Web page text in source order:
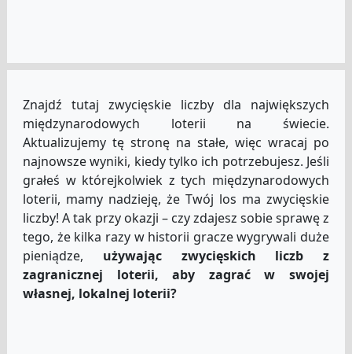
Znajdź tutaj zwycięskie liczby dla największych
międzynarodowych loterii na świecie.
Aktualizujemy tę stronę na stałe, więc wracaj po
najnowsze wyniki, kiedy tylko ich potrzebujesz. Jeśli
grałeś w którejkolwiek z tych międzynarodowych
loterii, mamy nadzieję, że Twój los ma zwycięskie
liczby! A tak przy okazji – czy zdajesz sobie sprawę z
tego, że kilka razy w historii gracze wygrywali duże
pieniądze, używając zwycięskich liczb z
zagranicznej loterii, aby zagrać w swojej
własnej, lokalnej loterii?